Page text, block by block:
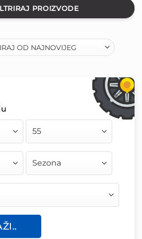
PROIZVODE